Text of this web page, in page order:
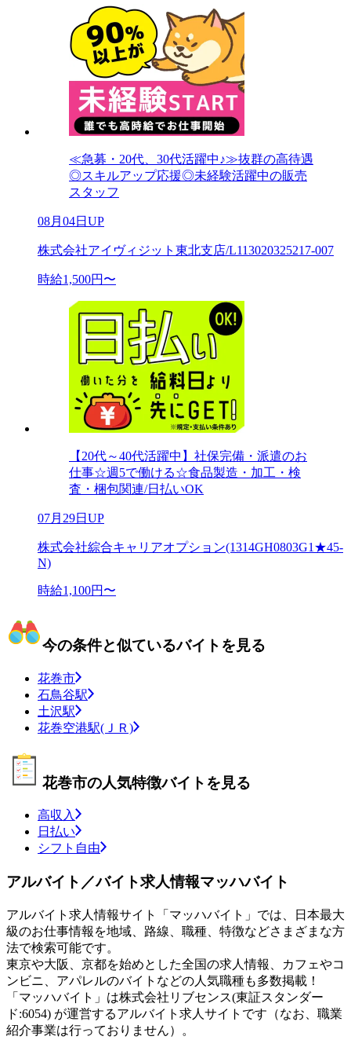
≪急募・20代、30代活躍中♪≫抜群の高待遇
◎スキルアップ応援◎未経験活躍中の販売
スタッフ
08月04日UP
株式会社アイヴィジット東北支店/L113020325217-007
時給1,500円〜
【20代～40代活躍中】社保完備・派遣のお
仕事☆週5で働ける☆食品製造・加工・検
査・梱包関連/日払いOK
07月29日UP
株式会社綜合キャリアオプション(1314GH0803G1★45-
N)
時給1,100円〜
今の条件と似ているバイトを見る
花巻市
石鳥谷駅
土沢駅
花巻空港駅(ＪＲ)
花巻市の人気特徴バイトを見る
高収入
日払い
シフト自由
アルバイト／バイト求人情報マッハバイト
アルバイト求人情報サイト「マッハバイト」では、日本最大
級のお仕事情報を地域、路線、職種、特徴などさまざまな方
法で検索可能です。
東京や大阪、京都を始めとした全国の求人情報、カフェやコ
ンビニ、アパレルのバイトなどの人気職種も多数掲載！
「マッハバイト」は株式会社リブセンス(東証スタンダー
ド:6054) が運営するアルバイト求人サイトです（なお、職業
紹介事業は行っておりません）。